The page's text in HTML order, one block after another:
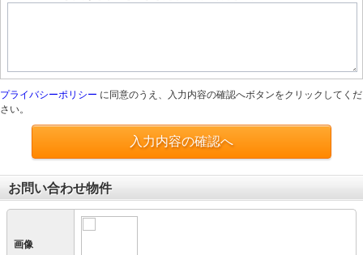
プライバシーポリシー に同意のうえ、入力内容の確認へボタンをクリックしてくだ
さい。
入力内容の確認へ
お問い合わせ物件
画像